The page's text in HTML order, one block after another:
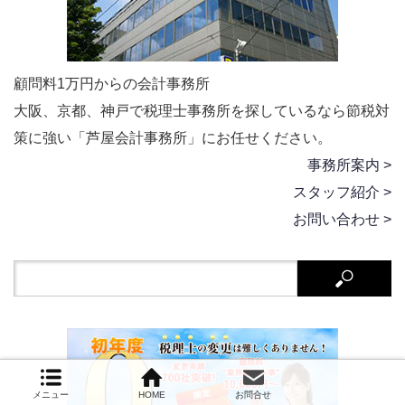
顧問料1万円からの会計事務所
大阪、京都、神戸で税理士事務所を探しているなら節税対
策に強い「芦屋会計事務所」にお任せください。
事務所案内 >
スタッフ紹介 >
お問い合わせ >
メニュー HOME お問合せ